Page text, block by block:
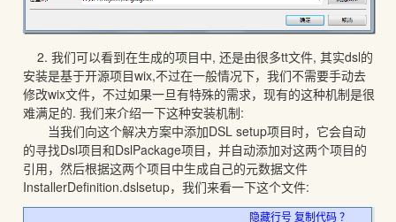
2. 我们可以看到在生成的项目中, 还是由很多tt文件, 其实dsl的
安装是基于开源项目wix,不过在一般情况下，我们不需要手动去
修改wix文件，不过如果一旦有特殊的需求，现有的这种机制是很
难满足的. 我们来介绍一下这种安装机制:
当我们向这个解决方案中添加DSL setup项目时，它会自动
的寻找Dsl项目和DslPackage项目，并自动添加对这两个项目的
引用，然后根据这两个项目中生成自己的元数据文件
InstallerDefinition.dslsetup，我们来看一下这个文件:
隐藏行号复制代码？